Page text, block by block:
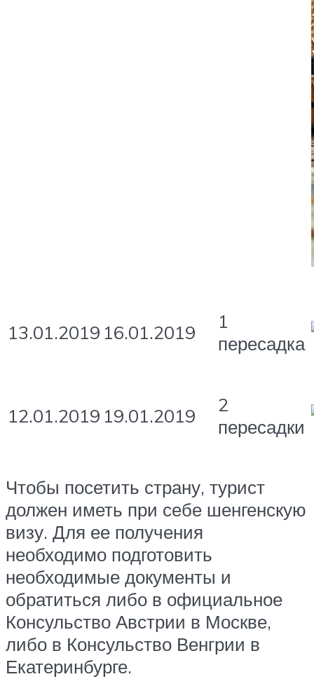
13.01.2019 16.01.2019
1
пересадка
12.01.2019 19.01.2019
2
пересадки
Чтобы посетить страну, турист
должен иметь при себе шенгенскую
визу. Для ее получения
необходимо подготовить
необходимые документы и
обратиться либо в официальное
Консульство Австрии в Москве,
либо в Консульство Венгрии в
Екатеринбурге.